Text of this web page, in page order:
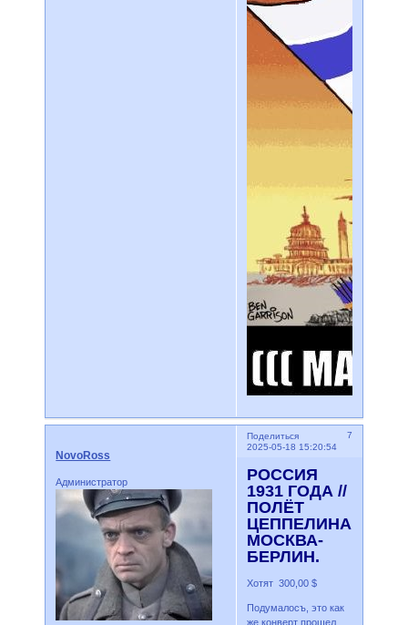
Поделиться
7
2025-05-18 15:20:54
NovoRoss
Администратор
РОССИЯ
1931 ГОДА //
ПОЛЁТ
ЦЕППЕЛИНА
МОСКВА-
БЕРЛИН.
Хотят 300,00 $
Подумалосъ, это как
же конверт прошел